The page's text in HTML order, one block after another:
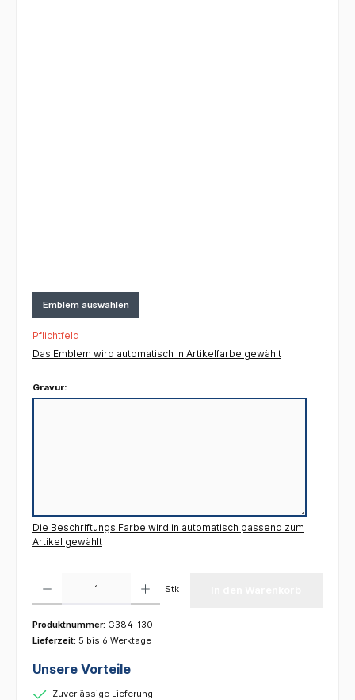
Emblem auswählen
Pflichtfeld
Das Emblem wird automatisch in Artikelfarbe gewählt
Gravur:
Die Beschriftungs Farbe wird in automatisch passend zum
Artikel gewählt
Stk
Produktnummer: G384-130
Lieferzeit: 5 bis 6 Werktage
Unsere Vorteile
Zuverlässige Lieferung